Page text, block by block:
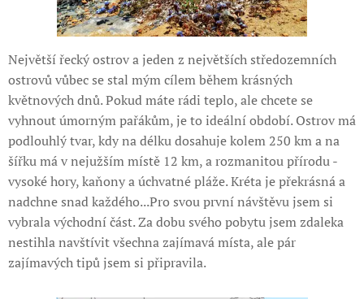
Největší řecký ostrov a jeden z největších středozemních
ostrovů vůbec se stal mým cílem během krásných
květnových dnů. Pokud máte rádi teplo, ale chcete se
vyhnout úmorným pařákům, je to ideální období. Ostrov má
podlouhlý tvar, kdy na délku dosahuje kolem 250 km a na
šířku má v nejužším místě 12 km, a rozmanitou přírodu -
vysoké hory, kaňony a úchvatné pláže. Kréta je překrásná a
nadchne snad každého...Pro svou první návštěvu jsem si
vybrala východní část. Za dobu svého pobytu jsem zdaleka
nestihla navštívit všechna zajímavá místa, ale pár
zajímavých tipů jsem si připravila.